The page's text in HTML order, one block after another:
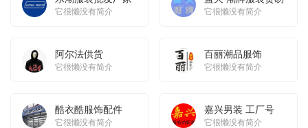
它很懒没有简介 它很懒没有简介
阿尔法供货
它很懒没有简介
百丽潮品服饰
它很懒没有简介
酷衣酷服饰配件
它很懒没有简介
嘉兴男装 工厂号
它很懒没有简介